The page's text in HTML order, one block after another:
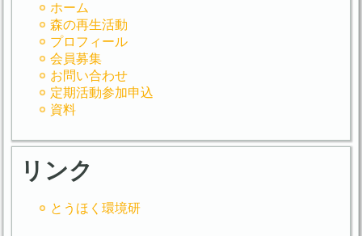
ホーム
森の再生活動
プロフィール
会員募集
お問い合わせ
定期活動参加申込
資料
リンク
とうほく環境研